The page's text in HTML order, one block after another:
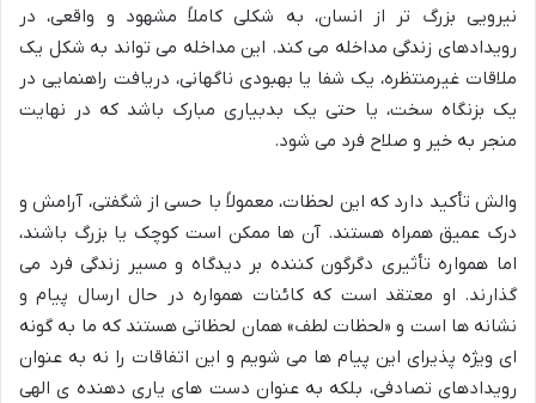
نیرویی بزرگ تر از انسان، به شکلی کاملاً مشهود و واقعی، در
رویدادهای زندگی مداخله می کند. این مداخله می تواند به شکل یک
ملاقات غیرمنتظره، یک شفا یا بهبودی ناگهانی، دریافت راهنمایی در
یک بزنگاه سخت، یا حتی یک بدبیاری مبارک باشد که در نهایت
منجر به خیر و صلاح فرد می شود.
والش تأکید دارد که این لحظات، معمولاً با حسی از شگفتی، آرامش و
درک عمیق همراه هستند. آن ها ممکن است کوچک یا بزرگ باشند،
اما همواره تأثیری دگرگون کننده بر دیدگاه و مسیر زندگی فرد می
گذارند. او معتقد است که کائنات همواره در حال ارسال پیام و
نشانه ها است و «لحظات لطف» همان لحظاتی هستند که ما به گونه
ای ویژه پذیرای این پیام ها می شویم و این اتفاقات را نه به عنوان
رویدادهای تصادفی، بلکه به عنوان دست های یاری دهنده ی الهی